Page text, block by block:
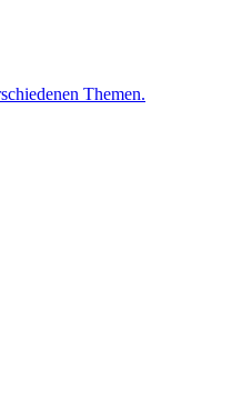
Themen.